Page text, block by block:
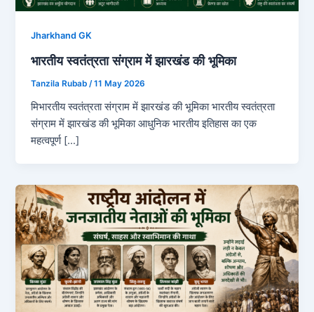
Jharkhand GK
भारतीय स्वतंत्रता संग्राम में झारखंड की भूमिका
Tanzila Rubab /11 May 2026
मिभारतीय स्वतंत्रता संग्राम में झारखंड की भूमिका भारतीय स्वतंत्रता
संग्राम में झारखंड की भूमिका आधुनिक भारतीय इतिहास का एक
महत्वपूर्ण […]